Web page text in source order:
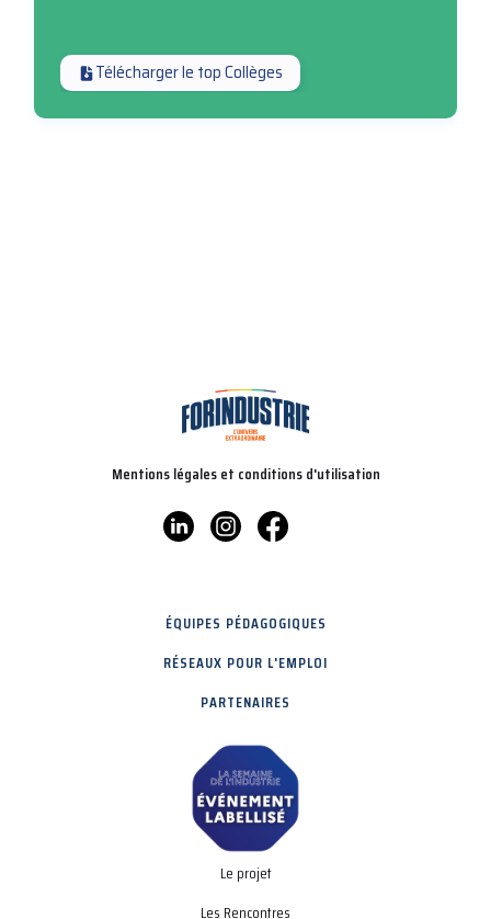
Télécharger le top Collèges
Mentions légales et conditions d'utilisation
ÉQUIPES PÉDAGOGIQUES
RÉSEAUX POUR L'EMPLOI
PARTENAIRES
Le projet
Les Rencontres